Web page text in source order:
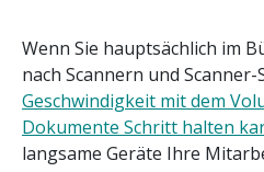
Wenn Sie hauptsächlich im
nach Scannern und
Geschwindigkeit mit dem
Dokumente Schritt halten
langsame Geräte Ihre